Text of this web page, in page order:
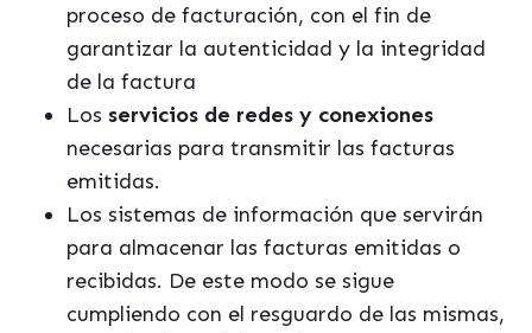
proceso de facturación, con el fin de
garantizar la autenticidad y la integridad
de la factura
Los servicios de redes y conexiones
necesarias para transmitir las facturas
emitidas.
Los sistemas de información que servirán
para almacenar las facturas emitidas o
recibidas. De este modo se sigue
cumpliendo con el resguardo de las mismas,